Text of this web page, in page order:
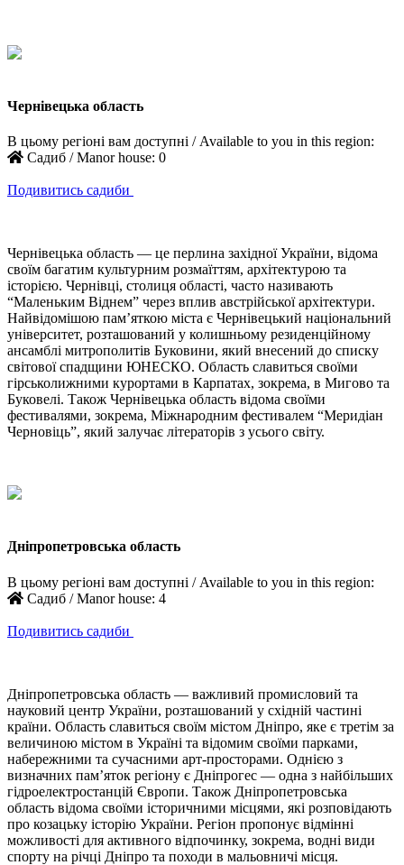
Чернівецька область
В цьому регіоні вам доступні / Available to you in this region:
Садиб / Manor house: 0
Подивитись садиби
Чернівецька область — це перлина західної України, відома
своїм багатим культурним розмаїттям, архітектурою та
історією. Чернівці, столиця області, часто називають
“Маленьким Віднем” через вплив австрійської архітектури.
Найвідомішою пам’яткою міста є Чернівецький національний
університет, розташований у колишньому резиденційному
ансамблі митрополитів Буковини, який внесений до списку
світової спадщини ЮНЕСКО. Область славиться своїми
гірськолижними курортами в Карпатах, зокрема, в Мигово та
Буковелі. Також Чернівецька область відома своїми
фестивалями, зокрема, Міжнародним фестивалем “Меридіан
Черновіць”, який залучає літераторів з усього світу.
Дніпропетровська область
В цьому регіоні вам доступні / Available to you in this region:
Садиб / Manor house: 4
Подивитись садиби
Дніпропетровська область — важливий промисловий та
науковий центр України, розташований у східній частині
країни. Область славиться своїм містом Дніпро, яке є третім за
величиною містом в Україні та відомим своїми парками,
набережними та сучасними арт-просторами. Однією з
визначних пам’яток регіону є Дніпрогес — одна з найбільших
гідроелектростанцій Європи. Також Дніпропетровська
область відома своїми історичними місцями, які розповідають
про козацьку історію України. Регіон пропонує відмінні
можливості для активного відпочинку, зокрема, водні види
спорту на річці Дніпро та походи в мальовничі місця.